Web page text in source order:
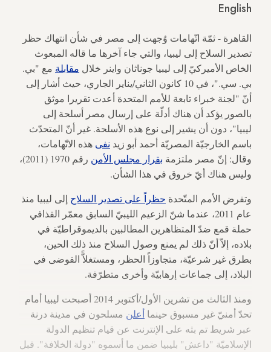
English
القاهرة - ثمّة اتّهامات وُجهت إلى مصر في شأن انتهاك حظر
تصدير السلاح إلى ليبيا، والتي جاء آخرها ما قاله المبعوث
الخاص الأميركيّ إلى ليبيا جوناثان واينر خلال مقابلة مع "بي.
بي. سي."، في 10 كانون الثاني/يناير الجاري، حيث أشار إلى
أنّ "لجنة خبراء تابعة للأمم المتحدة أعدت تقريرا موثق
بالصور يؤكد أن هناك أدلّة على إرسال مصر أسلحة إلى
ليبيا"، دون أن يشير إلى نوع هذه الأسلحة. غير أنّ المتحدّث
باسم الخارجيّة المصريّة أحمد أبو زيد نفى هذه الاتّهامات،
وقال: إنّ مصر ملتزمة بقرار مجلس الأمن
رقم 1970 (2011)،
وليس هناك أيّ خروق في هذا الشأن.
وتفرض الأمم المتّحدة حظراً على تصدير السلاح إلى ليبيا منذ
عام 2011، عندما شنّ الزعيم الليبيّ السابق معمّر القذافي
حملة قمع ضدّ المتظاهرين المطالبين بالديموقراطيّة في
بلاده، إلاّ أنّ ذلك لم يمنع وصول السلاح منذ ذلك الحين،
بطرق غير شرعيّة، متجاوزاً الحظر، ومستغلاًّ الفوضى في
البلاد، إلى جماعات إرهابيّة وأخرى متطرّفة.
ومنذ الثالث من تشرين الأول/أكتوبر 2014 أصبحت ليبيا أمام
تحدّ أمنيّ غير مسبوق حينما أعلن مسلحون في مدينة درنة
عبر شريط تم بثه على الإنترنت عن قيام تنظيم الدولة
الإسلاميّة "داعش" بليبيا ضمن ما أسموه "دولة الخلافة". قبل